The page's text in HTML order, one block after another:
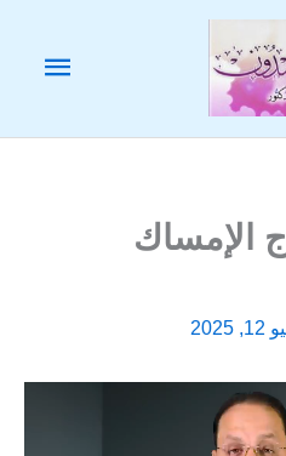
الإمساك
2025